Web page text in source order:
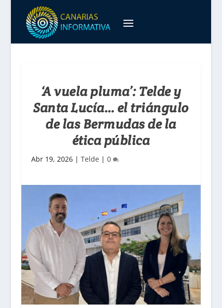
‘A vuela pluma’: Telde y
Santa Lucía… el triángulo
de las Bermudas de la
ética pública
Abr 19, 2026| Telde | 0